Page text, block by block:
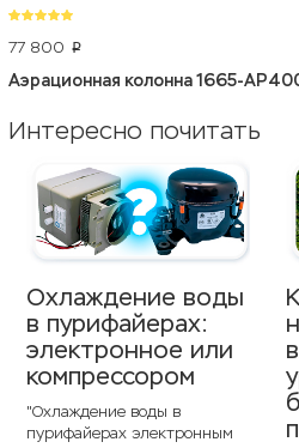
77 800 p
Аэрационная колонна 1665-
Интересно почитать
Охлаждение воды
в пурифайерах:
электронное или
компрессором
"Охлаждение воды в
пурифайерах электронным